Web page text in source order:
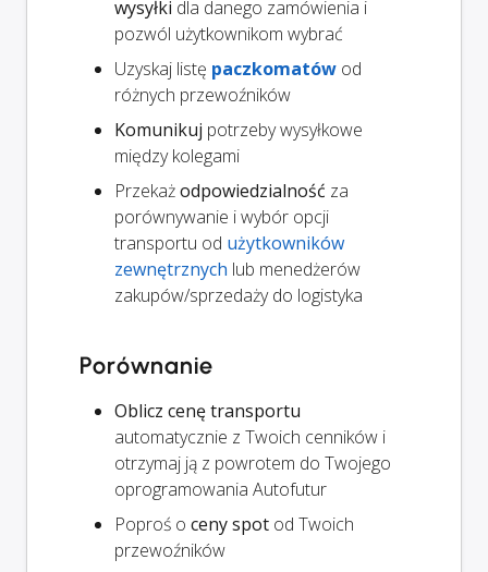
wysyłki dla danego zamówienia i
pozwól użytkownikom wybrać
Uzyskaj listę paczkomatów od
różnych przewoźników
Komunikuj potrzeby wysyłkowe
między kolegami
Przekażodpowiedzialność za
porównywanie i wybór opcji
transportu od użytkowników
zewnętrznych lub menedżerów
zakupów/sprzedaży do logistyka
Porównanie
Oblicz cenę transportu
automatycznie z Twoich cenników i
otrzymaj ją z powrotem do Twojego
oprogramowania Autofutur
Poproś o ceny spot od Twoich
przewoźników